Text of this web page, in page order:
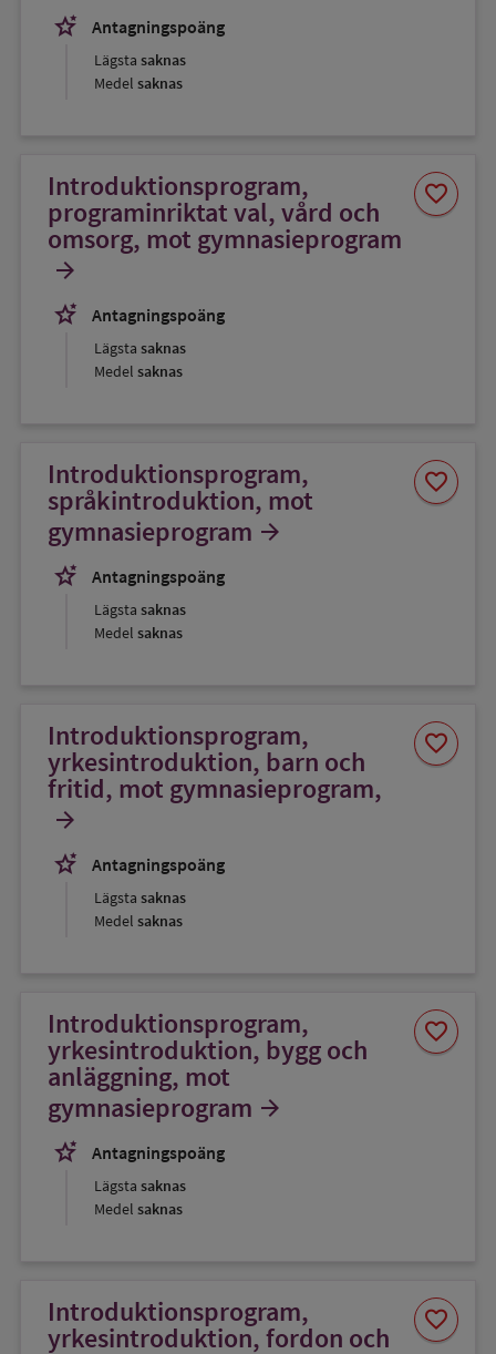
stars_2
Antagningspoäng
Lägsta saknas
Medel saknas
Introduktionsprogram,
programinriktat val, vård och
omsorg, mot gymnasieprogram
arrow_forward
stars_2
Antagningspoäng
Lägsta saknas
Medel saknas
favorite
Spara
som
Introduktionsprogram,
språkintroduktion, mot
gymnasieprogram arrow_forward
stars_2
Antagningspoäng
Lägsta saknas
Medel saknas
favorite
Spara
som
Introduktionsprogram,
yrkesintroduktion, barn och
fritid, mot gymnasieprogram,
arrow_forward
stars_2
Antagningspoäng
Lägsta saknas
Medel saknas
favorite
Spara
som
Introduktionsprogram,
yrkesintroduktion, bygg och
anläggning, mot
gymnasieprogram arrow_forward
stars_2
Antagningspoäng
Lägsta saknas
Medel saknas
favorite
Spara
som
Introduktionsprogram,
yrkesintroduktion, fordon och
favorite
Spara
som